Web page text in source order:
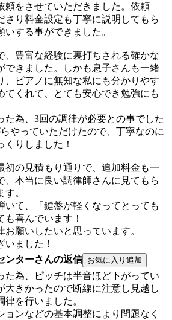
頼をさせていただきました。依頼
さり料金設定も丁寧に説明してもら
いする事ができました。
、豊富な経験に裏打ちされる確かな
できました。しかも息子さんも一緒
、ピアノに無知な私にも分かりやす
てくれて、とても安心でき勉強にも
た為、3回の調律が必要との事でした
やっていただけたので、丁寧なのに
りしました！
初の見積もり通りで、追加料金も一
、本当に良い調律師さんに見てもら
。
いて、「鍵盤が軽くなってとっても
喜んでいます！
お願いしたいと思っています。
ました！
ンターさんの返信
た為、ピッチは半音ほど下がってい
大きかったので断線に注意し見越し
を行いました。
ョンなどの基本調整により問題なく